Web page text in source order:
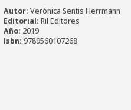
Autor: Verónica Sentis Herrmann
Editorial: Ril Editores
Año: 2019
Isbn: 9789560107268